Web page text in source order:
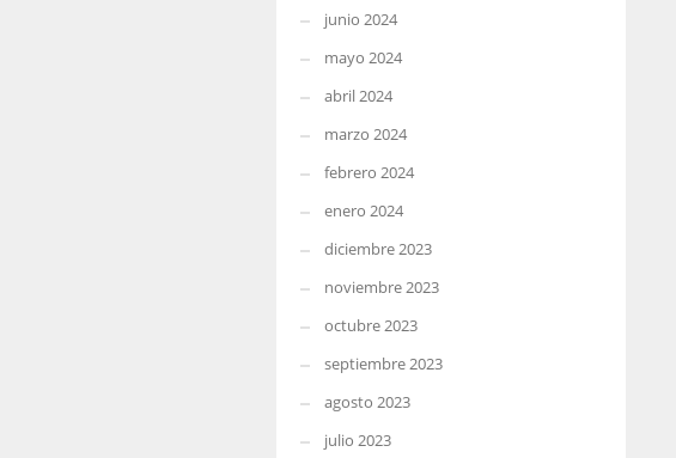
junio 2024
mayo 2024
abril 2024
marzo 2024
febrero 2024
enero 2024
diciembre 2023
noviembre 2023
octubre 2023
septiembre 2023
agosto 2023
julio 2023